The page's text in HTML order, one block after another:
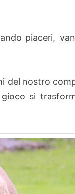
piaceri,
del nostro
si